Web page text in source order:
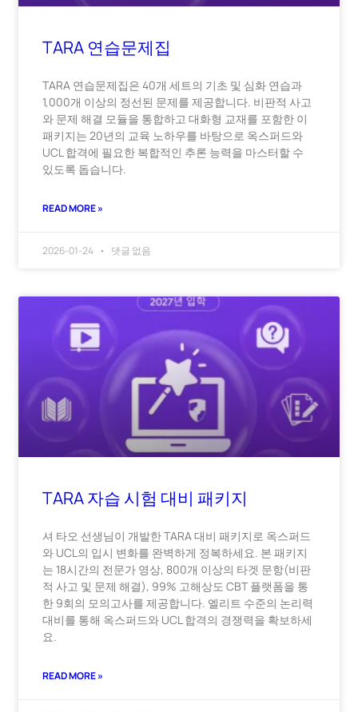
TARA 연습문제집
TARA 연습문제집은 40개 세트의 기초 및 심화 연습과
1,000개 이상의 정선된 문제를 제공합니다. 비판적 사고
와 문제 해결 모듈을 통합하고 대화형 교재를 포함한 이
패키지는 20년의 교육 노하우를 바탕으로 옥스퍼드와
UCL 합격에 필요한 복합적인 추론 능력을 마스터할 수
있도록 돕습니다.
READ MORE »
2026-01-24 댓글 없음
TARA 자습 시험 대비 패키지
셔 타오 선생님이 개발한 TARA 대비 패키지로 옥스퍼드
와 UCL의 입시 변화를 완벽하게 정복하세요. 본 패키지
는 18시간의 전문가 영상, 800개 이상의 타겟 문항(비판
적 사고 및 문제 해결), 99% 고해상도 CBT 플랫폼을 통
한 9회의 모의고사를 제공합니다. 엘리트 수준의 논리력
대비를 통해 옥스퍼드와 UCL 합격의 경쟁력을 확보하세
요.
READ MORE »